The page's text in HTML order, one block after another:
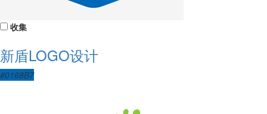
收集
新盾LOGO设计
#0168B7